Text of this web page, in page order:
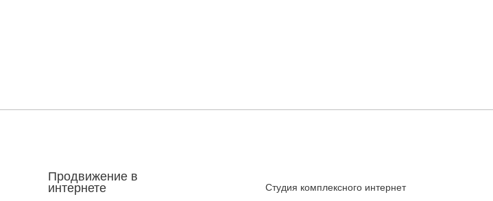
Продвижение в
интернете
Студия комплексного интернет